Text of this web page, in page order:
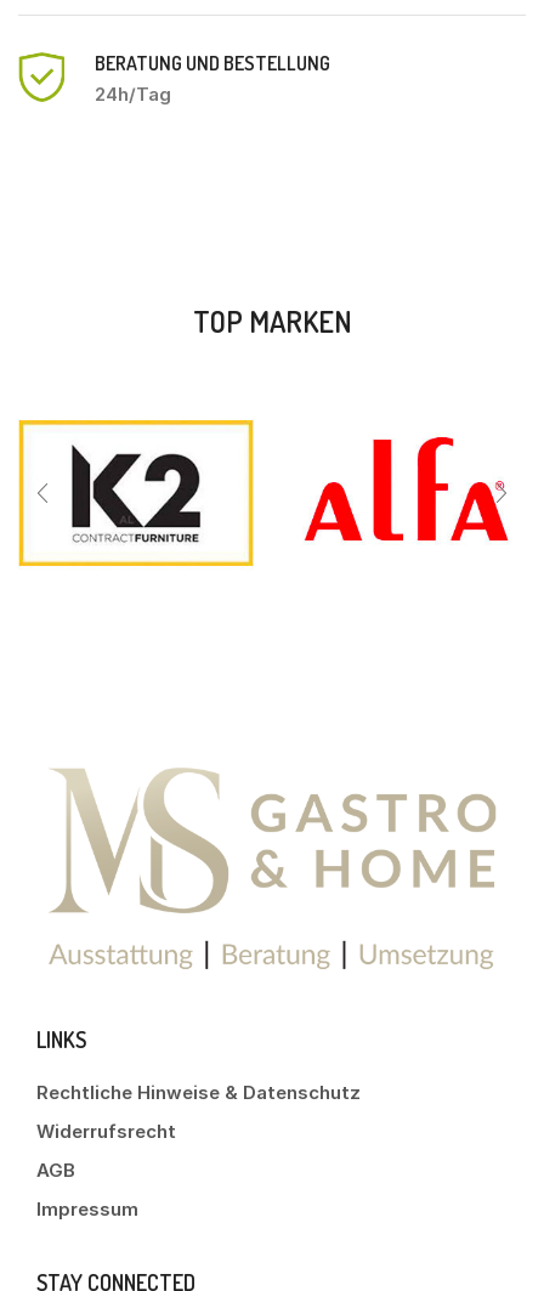
BERATUNG UND BESTELLUNG
24h/Tag
TOP MARKEN
LINKS
Rechtliche Hinweise & Datenschutz
Widerrufsrecht
AGB
Impressum
STAY CONNECTED